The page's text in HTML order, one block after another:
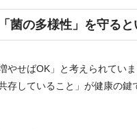
菌の多様性」を守ると
やせばOK」と考えられてい
存していること」が健康の鍵